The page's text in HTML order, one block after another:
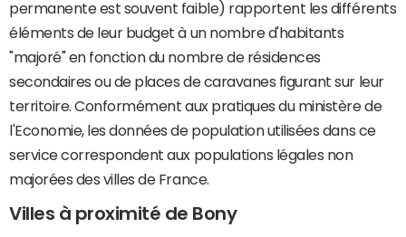
permanente est souvent faible) rapportent les différents
éléments de leur budget à un nombre d'habitants
"majoré" en fonction du nombre de résidences
secondaires ou de places de caravanes figurant sur leur
territoire. Conformément aux pratiques du ministère de
l'Economie, les données de population utilisées dans ce
service correspondent aux populations légales non
majorées des villes de France.
Villes à proximité de Bony